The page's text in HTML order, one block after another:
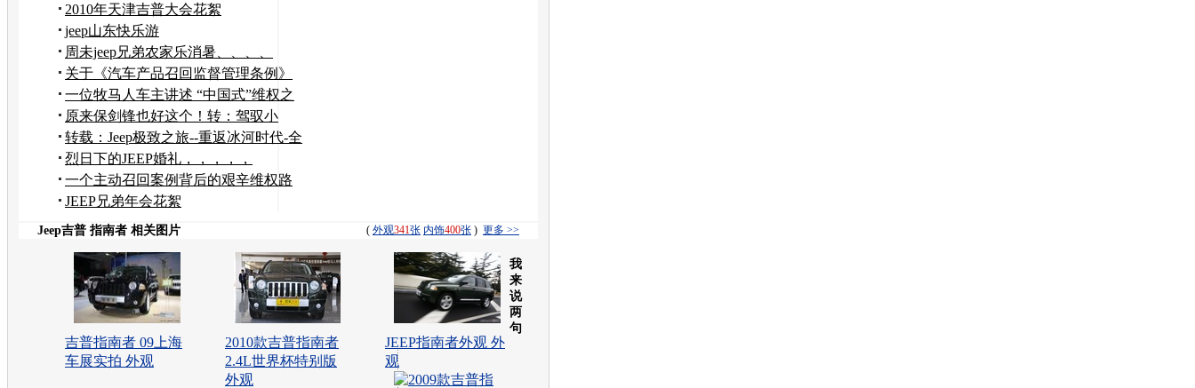
2010年天津吉普大会花絮
jeep山东快乐游
周未jeep兄弟农家乐消暑、、、、
关于《汽车产品召回监督管理条例》
征求意见稿
一位牧马人车主讲述 “中国式”维权之
路
原来保剑锋也好这个！转：驾驭小
马，给自己的心情放个
转载：Jeep极致之旅--重返冰河时代-全
程报道！
烈日下的JEEP婚礼，，，，，
一个主动召回案例背后的艰辛维权路
JEEP兄弟年会花絮
( 外观341张 内饰400张 ) 更多 >>
Jeep吉普 指南者 相关图片
吉普指南者 09上海
车展实拍 外观
2010款吉普指南者
2.4L世界杯特别版
外观
JEEP指南者外观 外
观
我
来
说
两
句